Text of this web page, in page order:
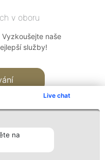
Live chat
na
v oboru
naše
služby!